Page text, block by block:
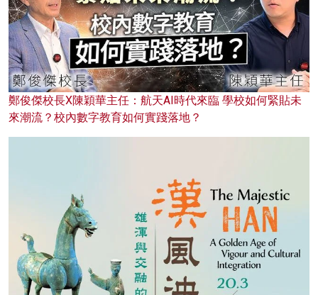
鄭俊傑校長X陳穎華主任：航天AI時代來臨 學校如何緊貼未
來潮流？校內數字教育如何實踐落地？